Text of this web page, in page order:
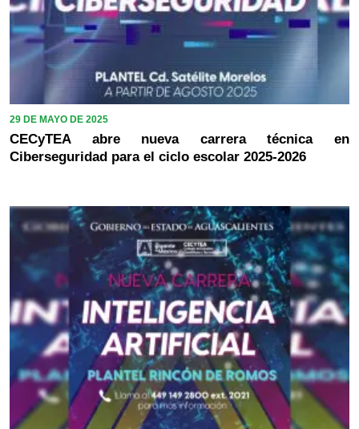
29 DE MAYO DE 2025
CECyTEA abre nueva carrera técnica en
Ciberseguridad para el ciclo escolar 2025-2026